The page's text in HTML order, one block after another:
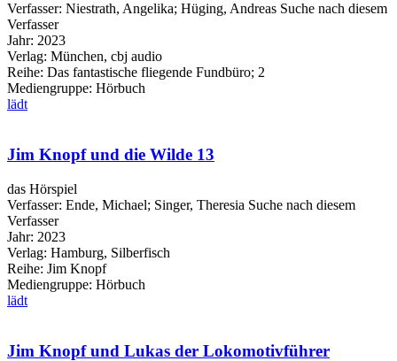
Verfasser: Niestrath, Angelika; Hüging, Andreas Suche nach diesem
Verfasser
Jahr: 2023
Verlag: München, cbj audio
Reihe: Das fantastische fliegende Fundbüro; 2
Mediengruppe: Hörbuch
lädt
Jim Knopf und die Wilde 13
das Hörspiel
Verfasser: Ende, Michael; Singer, Theresia Suche nach diesem
Verfasser
Jahr: 2023
Verlag: Hamburg, Silberfisch
Reihe: Jim Knopf
Mediengruppe: Hörbuch
lädt
Jim Knopf und Lukas der Lokomotivführer